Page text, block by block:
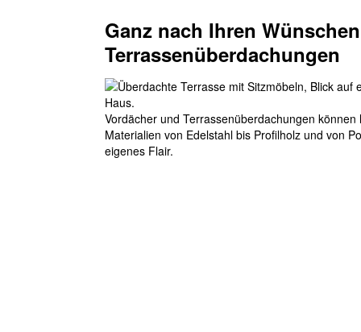
Ganz nach Ihren
Terrassenüberdachungen
Vordächer und Terrassenüberdachungen
Materialien von Edelstahl bis Profilholz und von
eigenes Flair.